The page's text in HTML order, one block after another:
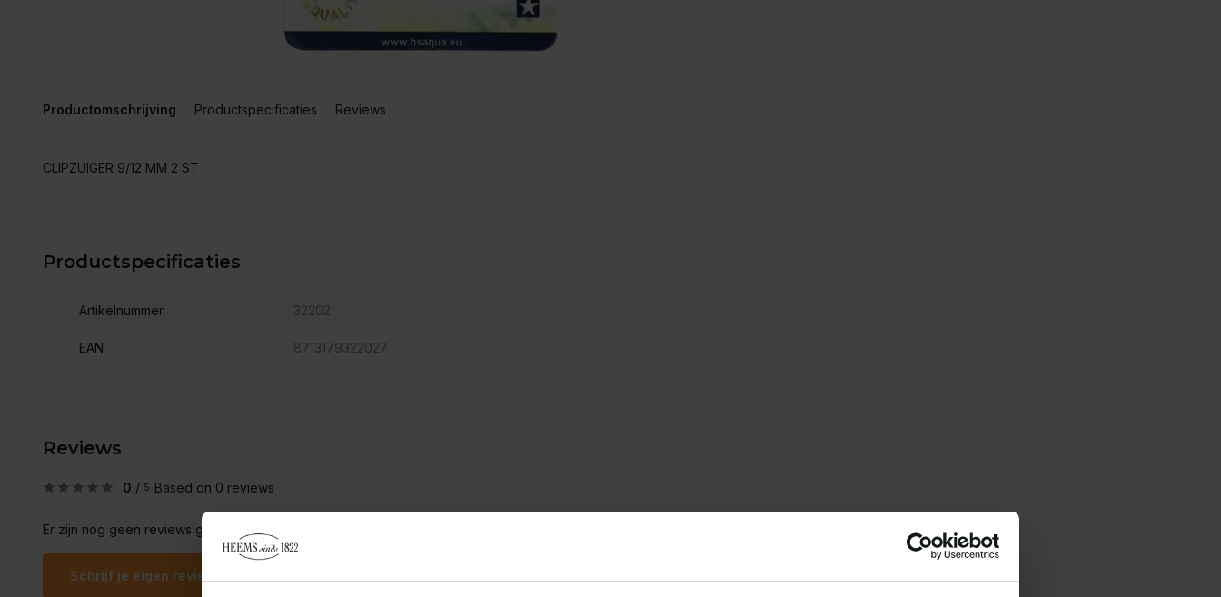
Productomschrijving Productspecificaties Reviews
CLIPZUIGER 9/12 MM 2 ST
Productspecificaties
Artikelnummer 32202
EAN 8713179322027
Reviews
0 / 5 Based on 0 reviews
Er zijn nog geen reviews geschreven over dit product..
Schrijf je eigen review